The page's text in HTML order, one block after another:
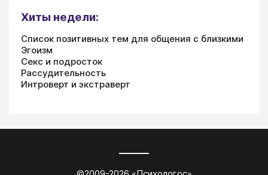
Хиты недели:
Список позитивных тем для общения с близкими
Эгоизм
Секс и подросток
Рассудительность
Интроверт и экстраверт